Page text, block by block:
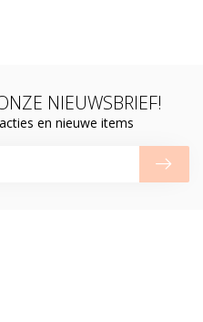
NIEUWSBRIEF!
en nieuwe items